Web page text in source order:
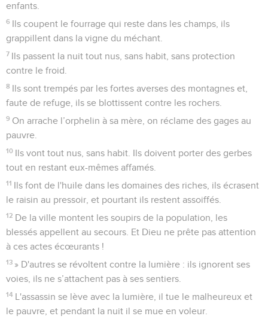
enfants.
6 Ils coupent le fourrage qui reste dans les champs, ils
grappillent dans la vigne du méchant.
7 Ils passent la nuit tout nus, sans habit, sans protection
contre le froid.
8 Ils sont trempés par les fortes averses des montagnes et,
faute de refuge, ils se blottissent contre les rochers.
9 On arrache l’orphelin à sa mère, on réclame des gages au
pauvre.
10 Ils vont tout nus, sans habit. Ils doivent porter des gerbes
tout en restant eux-mêmes affamés.
11 Ils font de l'huile dans les domaines des riches, ils écrasent
le raisin au pressoir, et pourtant ils restent assoiffés.
12 De la ville montent les soupirs de la population, les
blessés appellent au secours. Et Dieu ne prête pas attention
à ces actes écœurants !
13 » D'autres se révoltent contre la lumière : ils ignorent ses
voies, ils ne s’attachent pas à ses sentiers.
14 L'assassin se lève avec la lumière, il tue le malheureux et
le pauvre, et pendant la nuit il se mue en voleur.